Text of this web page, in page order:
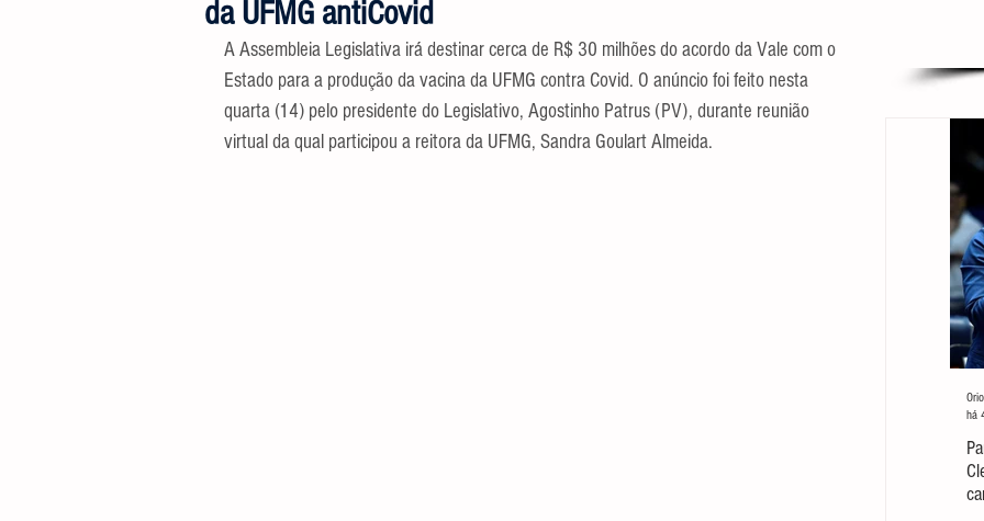
da UFMG antiCovid
A Assembleia Legislativa irá destinar cerca de R$ 30 milhões do acordo da Vale com o
Estado para a produção da vacina da UFMG contra Covid. O anúncio foi feito nesta
quarta (14) pelo presidente do Legislativo, Agostinho Patrus (PV), durante reunião
virtual da qual participou a reitora da UFMG, Sandra Goulart Almeida.
há